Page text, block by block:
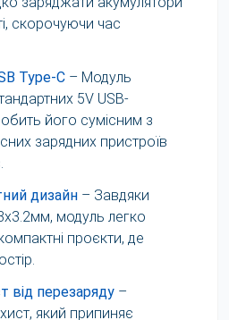
скорочуючи час
Type-C – Модуль
5V USB-
його сумісним з
зарядних пристроїв
дизайн – Завдяки
модуль легко
проєкти, де
від перезаряду –
який припиняє